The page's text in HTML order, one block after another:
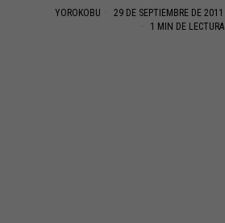
YOROKOBU 29 DE SEPTIEMBRE DE 2011
1 MIN DE LECTURA